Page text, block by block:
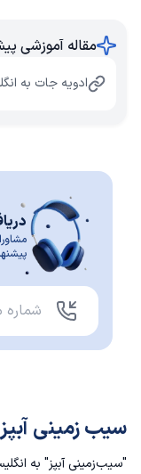
مقاله آموزشی
ادویه جات به
سیب زمینی
"سیب‌زمینی آبپز" به